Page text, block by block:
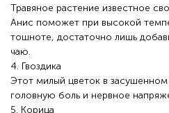
Травяное растение известное
Анис поможет при высокой
тошноте, достаточно лишь
чаю.
4. Гвоздика
Этот милый цветок в
головную боль и нервное
5. Корица